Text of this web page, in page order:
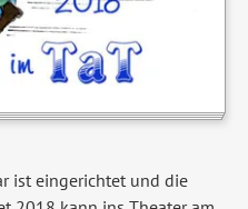
ist eingerichtet und die